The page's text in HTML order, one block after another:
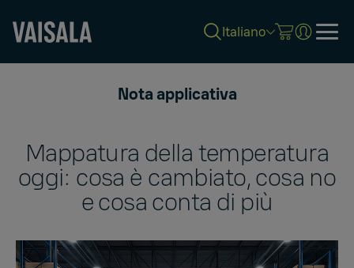
Italiano
Nota applicativa
Mappatura della temperatura
oggi: cosa è cambiato, cosa no
e cosa conta di più